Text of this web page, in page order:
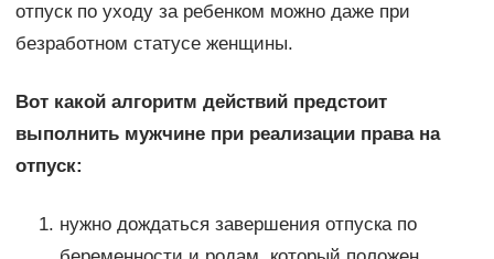
отпуск по уходу за ребенком можно даже при
безработном статусе женщины.
Вот какой алгоритм действий предстоит
выполнить мужчине при реализации права на
отпуск:
нужно дождаться завершения отпуска по